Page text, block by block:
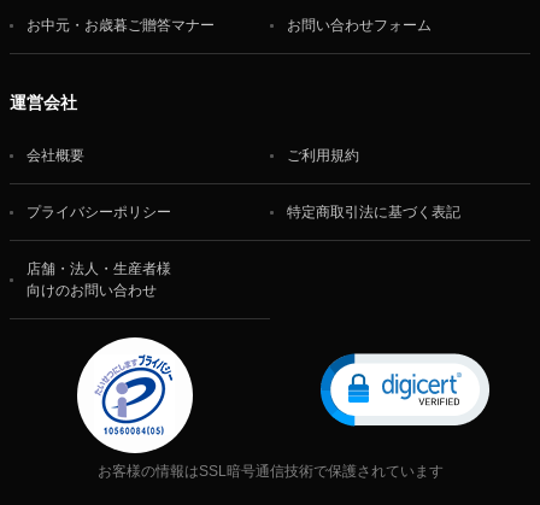
お中元・お歳暮ご贈答マナー お問い合わせフォーム
運営会社
会社概要 ご利用規約
プライバシーポリシー 特定商取引法に基づく表記
店舗・法人・生産者様
向けのお問い合わせ
お客様の情報はSSL暗号通信技術で保護されています